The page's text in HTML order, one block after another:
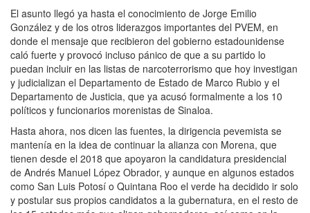
El asunto llegó ya hasta el conocimiento de Jorge Emilio
González y de los otros liderazgos importantes del PVEM, en
donde el mensaje que recibieron del gobierno estadounidense
caló fuerte y provocó incluso pánico de que a su partido lo
puedan incluir en las listas de narcoterrorismo que hoy investigan
y judicializan el Departamento de Estado de Marco Rubio y el
Departamento de Justicia, que ya acusó formalmente a los 10
políticos y funcionarios morenistas de Sinaloa.
Hasta ahora, nos dicen las fuentes, la dirigencia pevemista se
mantenía en la idea de continuar la alianza con Morena, que
tienen desde el 2018 que apoyaron la candidatura presidencial
de Andrés Manuel López Obrador, y aunque en algunos estados
como San Luis Potosí o Quintana Roo el verde ha decidido ir solo
y postular sus propios candidatos a la gubernatura, en el resto de